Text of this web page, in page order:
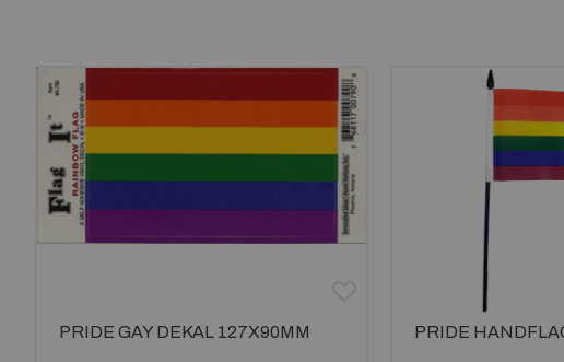
PRIDE GAY DEKAL 127X90MM PRIDE